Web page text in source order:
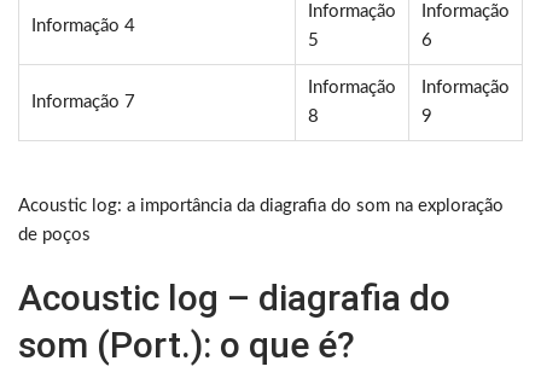
Informação 4
Informação
5
Informação
6
Informação 7
Informação
8
Informação
9
Acoustic log: a importância da diagrafia do som na exploração
de poços
Acoustic log – diagrafia do
som (Port.): o que é?